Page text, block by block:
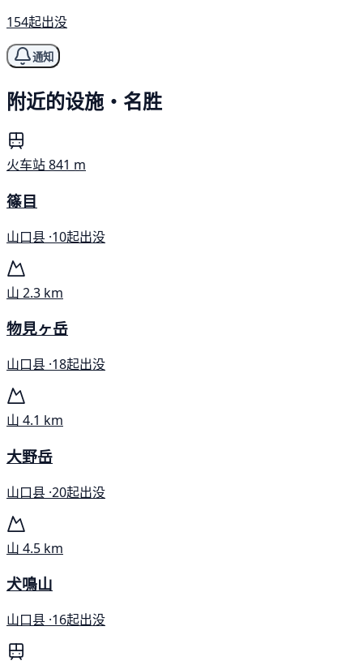
154起出没
通知
附近的设施・名胜
火车站841 m
篠目
山口县 ·10起出没
山 2.3 km
物見ヶ岳
山口县 ·18起出没
山 4.1 km
大野岳
山口县 ·20起出没
山 4.5 km
犬鳴山
山口县 ·16起出没